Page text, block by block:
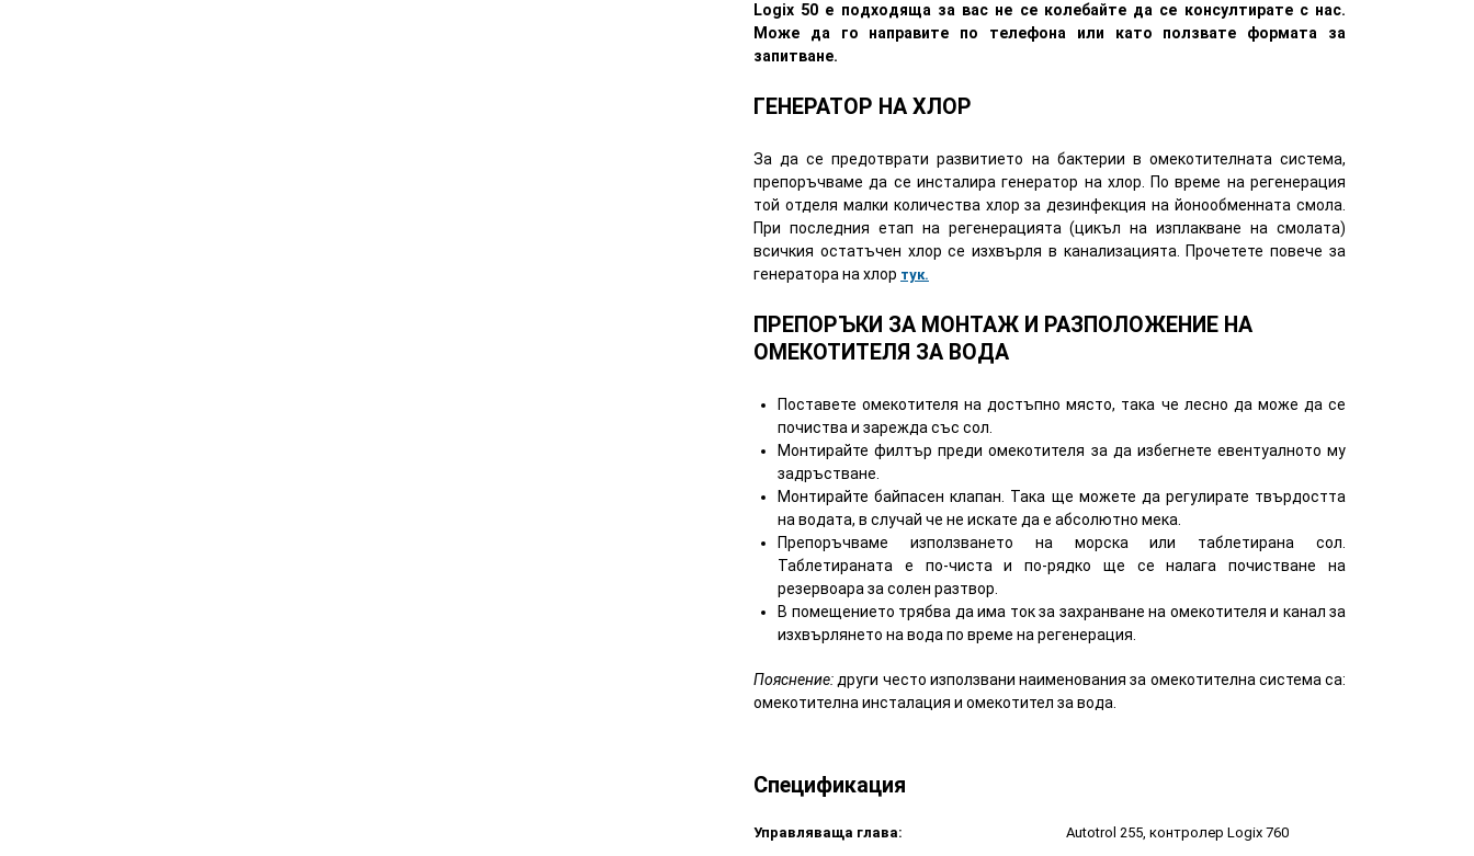
Logix 50 е подходяща за вас не се колебайте да се консултирате с нас.
Може да го направите по телефона или като ползвате формата за
запитване.
ГЕНЕРАТОР НА ХЛОР
За да се предотврати развитието на бактерии в омекотителната система,
препоръчваме да се инсталира генератор на хлор. По време на регенерация
той отделя малки количества хлор за дезинфекция на йонообменната смола.
При последния етап на регенерацията (цикъл на изплакване на смолата)
всичкия остатъчен хлор се изхвърля в канализацията. Прочетете повече за
генератора на хлор тук.
ПРЕПОРЪКИ ЗА МОНТАЖ И РАЗПОЛОЖЕНИЕ НА
ОМЕКОТИТЕЛЯ ЗА ВОДА
Поставете омекотителя на достъпно място, така че лесно да може да се
почиства и зарежда със сол.
Монтирайте филтър преди омекотителя за да избегнете евентуалното му
задръстване.
Монтирайте байпасен клапан. Така ще можете да регулирате твърдостта
на водата, в случай че не искате да е абсолютно мека.
Препоръчваме използването на морска или таблетирана сол.
Таблетираната е по-чиста и по-рядко ще се налага почистване на
резервоара за солен разтвор.
В помещението трябва да има ток за захранване на омекотителя и канал за
изхвърлянето на вода по време на регенерация.
Пояснение: други често използвани наименования за омекотителна система са:
омекотителна инсталация и омекотител за вода.
Спецификация
Управляваща глава:
Autotrol 255, контролер Logix 760